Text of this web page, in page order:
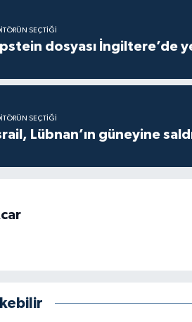
SEÇTIĞI
dosyası İngiltere’de
SEÇTIĞI
Lübnan’ın güneyine